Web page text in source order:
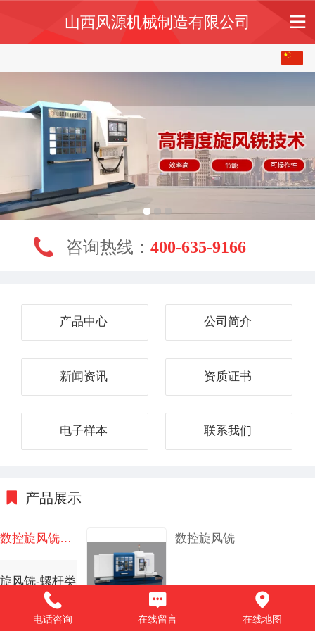
山西风源机械制造有限公司
咨询热线：400-635-9166
产品中心 公司简介
新闻资讯 资质证书
电子样本 联系我们
产品展示
数控旋风铣机床
旋风铣-螺杆类
旋风铣-转子、定子类
数控旋风铣
电话咨询 在线留言 在线地图